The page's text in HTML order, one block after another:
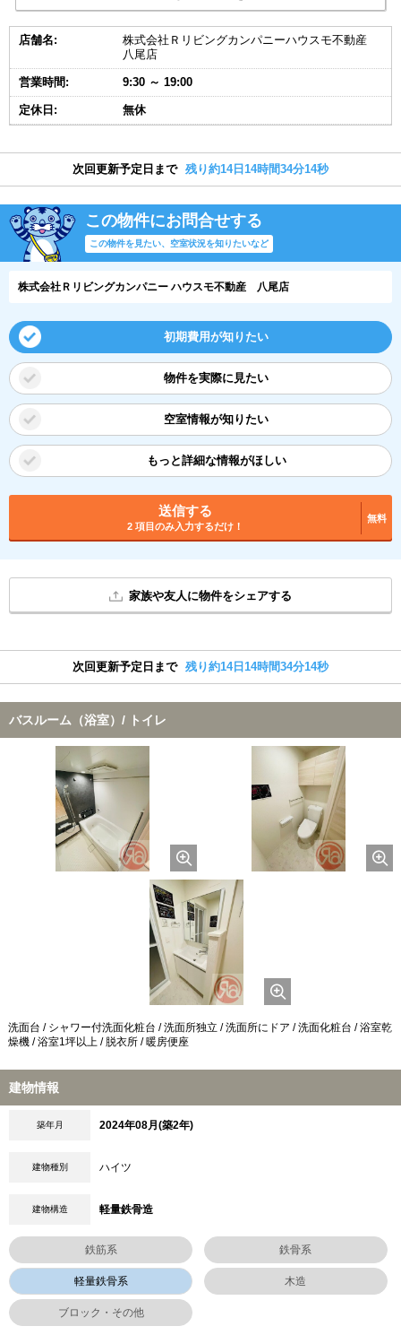
店舗名:
株式会社Ｒリビングカンパニーハウスモ不動産
八尾店
営業時間: 9:30 ～ 19:00
定休日: 無休
次回更新予定日まで 残り約14日14時間34分13秒
この物件にお問合せする
この物件を見たい、空室状況を知りたいなど
株式会社Ｒリビングカンパニー ハウスモ不動産 八尾店
初期費用が知りたい
物件を実際に見たい
空室情報が知りたい
もっと詳細な情報がほしい
送信する
2 項目のみ入力するだけ！
無料
家族や友人に物件をシェアする
次回更新予定日まで 残り約14日14時間34分13秒
バスルーム（浴室）/ トイレ
洗面台 / シャワー付洗面化粧台 / 洗面所独立 / 洗面所にドア / 洗面化粧台 / 浴室乾
燥機 / 浴室1坪以上 / 脱衣所 / 暖房便座
建物情報
築年月 2024年08月(築2年)
建物種別 ハイツ
建物構造 軽量鉄骨造
鉄筋系 鉄骨系
軽量鉄骨系 木造
ブロック・その他